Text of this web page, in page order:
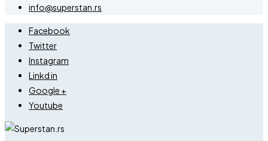
info@superstan.rs
Facebook
Twitter
Instagram
Linkd in
Google +
Youtube